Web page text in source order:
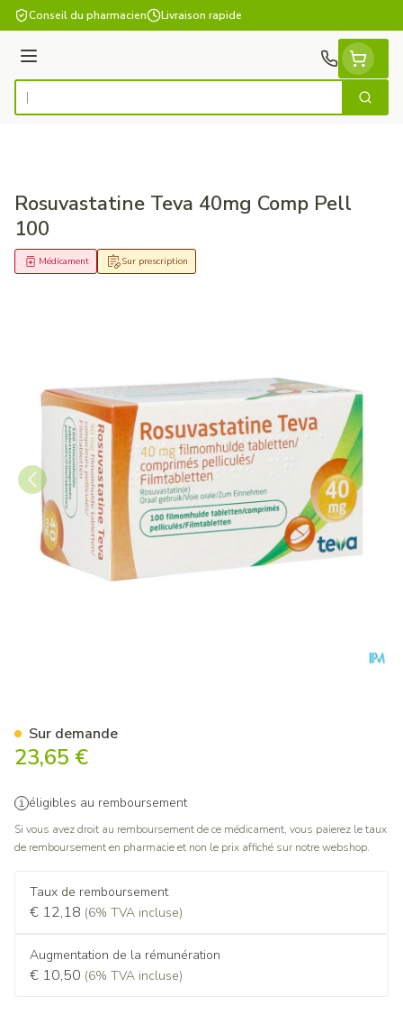
Aller au contenu
Conseil du pharmacien Livraison rapide
Menu
Rechercher
Rosuvastatine Teva 40mg Comp Pell
100
Sur prescription
Médicament
23,65 €
éligibles au remboursement
Si vous avez droit au remboursement de ce médicament, vous paierez le taux
de remboursement en pharmacie et non le prix affiché sur notre webshop.
Taux de remboursement
€ 12,18 (6% TVA incluse)
Augmentation de la rémunération
€ 10,50 (6% TVA incluse)
Sur demande